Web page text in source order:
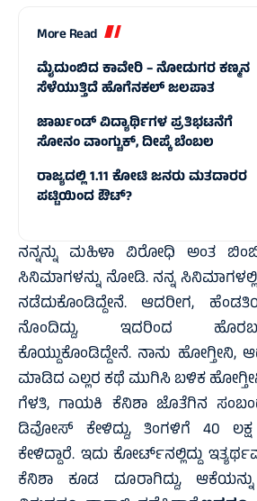
More Read
ಮೈದುಂಬಿದ ಕಾವೇರಿ – ನೋಡುಗರ ಕಣ್ಮನ
ಸೆಳೆಯುತ್ತಿದೆ ಹೊಗೆನಕಲ್ ಜಲಪಾತ
ಜಾರ್ಖಂಡ್ ವಿದ್ಯಾರ್ಥಿಗಳ ಪ್ರತಿಭಟನೆಗೆ
ಸೋನಂ ವಾಂಗ್ಚುಕ್, ದೀಪ್ಕೆ ಬೆಂಬಲ
ರಾಜ್ಯದಲ್ಲಿ 1.11 ಕೋಟಿ ಜನರು ಮತದಾರರ
ಪಟ್ಟಿಯಿಂದ ಔಟ್‌?
ನನ್ನನ್ನು ಮಹಿಳಾ ವಿರೋಧಿ ಅಂತ
ಸಿನಿಮಾಗಳನ್ನು ನೋಡಿ. ನನ್ನ
ನಡೆದುಕೊಂಡಿದ್ದೇನೆ. ಆದರೀಗ,
ನೊಂದಿದ್ದು, ಇದರಿಂದ
ಕೊಯ್ದುಕೊಂಡಿದ್ದೇನೆ. ನಾನು ಹೋಗ್ತೀನಿ,
ಮಾಡಿದ ಎಲ್ಲರ ಕಥೆ ಮುಗಿಸಿ ಬಳಿಕ
ಗೆಳತಿ, ಗಾಯಕಿ ಕೆನಿಶಾ ಜೊತೆಗಿನ
ಡಿವೋಸ್ ಕೇಳಿದ್ದು, ತಿಂಗಳಿಗೆ 40
ಕೇಳಿದ್ದಾರೆ. ಇದು ಕೋರ್ಟ್‌ನಲ್ಲಿದ್ದು
ಕೆನಿಶಾ ಕೂಡ ದೂರಾಗಿದ್ದು,